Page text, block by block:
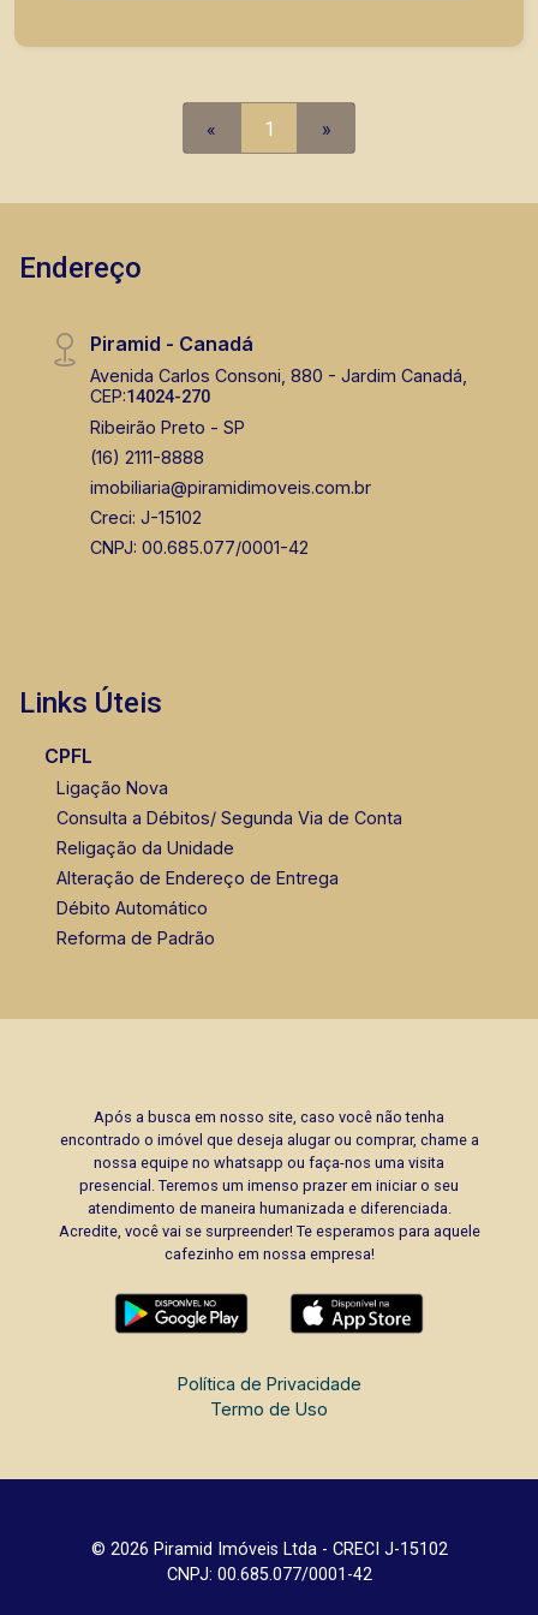
comerciais localizados na Zona Sul.
« 1 »
Endereço
Piramid - Canadá
Avenida Carlos Consoni, 880 - Jardim Canadá,
CEP:14024-270
Ribeirão Preto - SP
(16) 2111-8888
imobiliaria@piramidimoveis.com.br
Creci: J-15102
CNPJ: 00.685.077/0001-42
Links Úteis
CPFL
Ligação Nova
Consulta a Débitos/ Segunda Via de Conta
Religação da Unidade
Alteração de Endereço de Entrega
Débito Automático
Reforma de Padrão
Após a busca em nosso site, caso você não tenha
encontrado o imóvel que deseja alugar ou comprar, chame a
nossa equipe no whatsapp ou faça-nos uma visita
presencial. Teremos um imenso prazer em iniciar o seu
atendimento de maneira humanizada e diferenciada.
Acredite, você vai se surpreender! Te esperamos para aquele
cafezinho em nossa empresa!
Política de Privacidade
Termo de Uso
© 2026 Piramid Imóveis Ltda - CRECI J-15102
CNPJ: 00.685.077/0001-42